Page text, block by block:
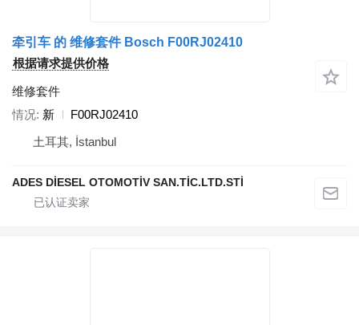
牵引车 的 维修套件 Bosch F00RJ02410
根据请求提供价格
维修套件
情况 新
F00RJ02410
土耳其, İstanbul
ADES DİESEL OTOMOTİV SAN.TİC.LTD.STİ